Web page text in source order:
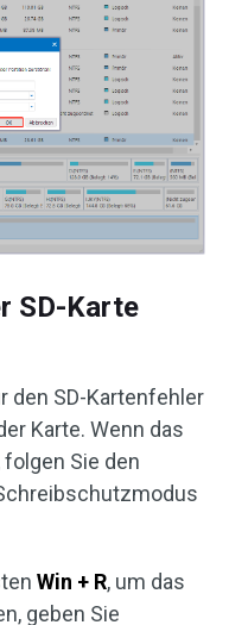
SD-Karte
den SD-Kartenfehler
Karte. Wenn das
Sie den
Win + R, um das
geben Sie